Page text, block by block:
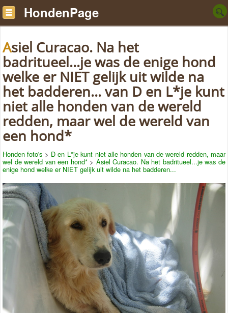
HondenPage
Asiel Curacao. Na het
badritueel...je was de enige hond
welke er NIET gelijk uit wilde na
het badderen... van D en L*je kunt
niet alle honden van de wereld
redden, maar wel de wereld van
een hond*
Honden foto's > D en L*je kunt niet alle honden van de wereld redden, maar
wel de wereld van een hond*> Asiel Curacao. Na het badritueel...je was de
enige hond welke er NIET gelijk uit wilde na het badderen...